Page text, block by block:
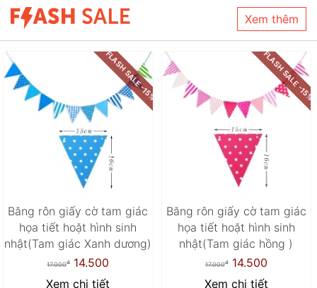
Xem thêm
Băng rôn giấy cờ tam giác
họa tiết hoặt hình sinh
nhật(Tam giác Xanh dương)
17.000đ14.500
Xem chi tiết
FLASH SALE -15%
Băng rôn giấy cờ tam giác
họa tiết hoặt hình sinh
nhật(Tam giác hồng )
17.000đ14.500
Xem chi tiết
FLASH SALE -15%